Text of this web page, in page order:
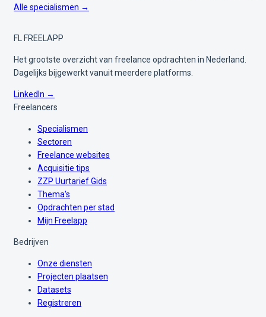
Alle specialismen →
FL FREELAPP
Het grootste overzicht van freelance opdrachten in Nederland.
Dagelijks bijgewerkt vanuit meerdere platforms.
LinkedIn →
Freelancers
Specialismen
Sectoren
Freelance websites
Acquisitie tips
ZZP Uurtarief Gids
Thema's
Opdrachten per stad
Mijn Freelapp
Bedrijven
Onze diensten
Projecten plaatsen
Datasets
Registreren